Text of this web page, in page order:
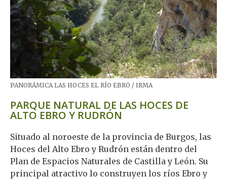
PANORÁMICA LAS HOCES EL RÍO EBRO / IRMA
PARQUE NATURAL DE LAS HOCES DE
ALTO EBRO Y RUDRÓN
Situado al noroeste de la provincia de Burgos, las
Hoces del Alto Ebro y Rudrón están dentro del
Plan de Espacios Naturales de Castilla y León. Su
principal atractivo lo construyen los ríos Ebro y